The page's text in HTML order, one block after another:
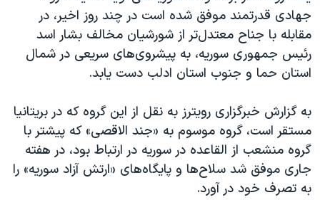
تریبونال مردمی آبان ۹۸
دادگاه حمید نوری
چهل سال گروگان‌گیری
قانون شفافیت دارائی کادر رهبری ایران
اعتراضات مردمی آبان ۹۸
اسرائیل در جنگ
نرگس محمدی برنده جایزه نوبل صلح
همایش محافظه‌کاران آمریکا «سی‌پک»
جهادی قدرتمند موفق شده است در چند روز اخیر، در
مقابله با جناح معتدل‌تر از شورشیان مخالف بشار اسد
رئیس جمهوری سوریه، به پیشروی‌های سریعی در شمال
استان حما و جنوب استان ادلب دست یابد.
به گزارش خبرگزاری رویترز به نقل از این گروه که در بریتانیا
مستقر است، گروه موسوم به «جند الاقصی» که پیشتر با
گروه منشعب از القاعده در سوریه در ارتباط بود، در هفته
جاری موفق شد سلاح‌ها و پایگاه‌های «ارتش آزاد سوریه» را
به تصرف خود در آورد.